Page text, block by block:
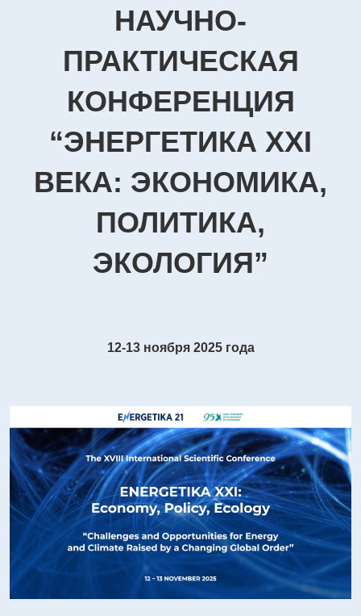
НАУЧНО-
ПРАКТИЧЕСКАЯ
КОНФЕРЕНЦИЯ
“ЭНЕРГЕТИКА XXI
ВЕКА: ЭКОНОМИКА,
ПОЛИТИКА,
ЭКОЛОГИЯ”
12-13 ноября 2025 года